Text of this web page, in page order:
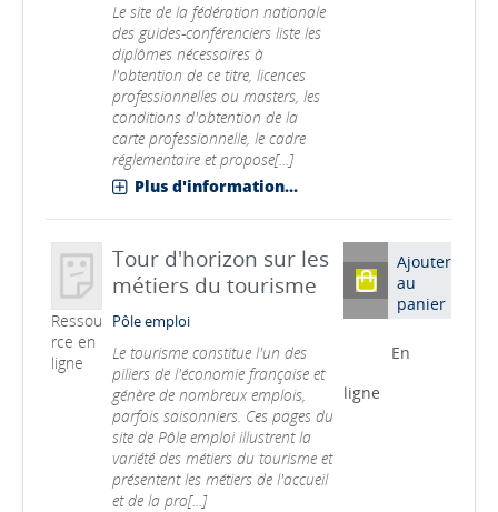
Le site de la fédération nationale
des guides-conférenciers liste les
diplômes nécessaires à
l'obtention de ce titre, licences
professionnelles ou masters, les
conditions d'obtention de la
carte professionnelle, le cadre
réglementaire et propose[...]
Plus d'information...
Ressou
rce en
ligne
Tour d'horizon sur les
métiers du tourisme
Pôle emploi
Le tourisme constitue l'un des
piliers de l'économie française et
génère de nombreux emplois,
parfois saisonniers. Ces pages du
site de Pôle emploi illustrent la
variété des métiers du tourisme et
présentent les métiers de l'accueil
et de la pro[...]
Ajouter
au
panier
En
ligne